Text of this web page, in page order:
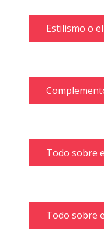
Estilismo o
Todo sobre
Todo sobre